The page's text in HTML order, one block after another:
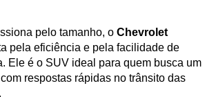
pelo tamanho, o
pela eficiência e pela facilidade de
Ele é o SUV ideal para quem busca um
respostas rápidas no trânsito das